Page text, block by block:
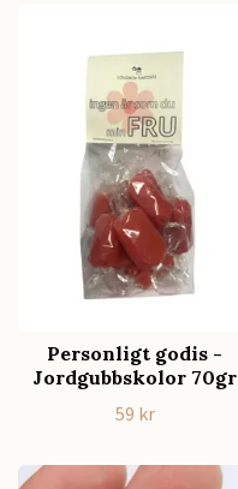
Personligt godis -
Jordgubbskolor 70gr
59 kr